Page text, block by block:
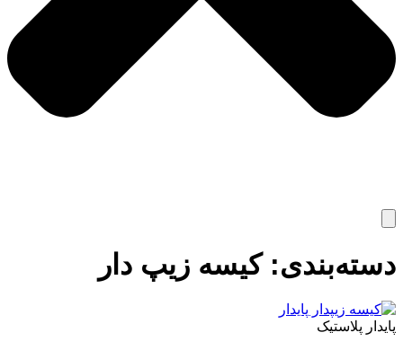
دسته‌بندی: کیسه زیپ دار
پایدار پلاستیک